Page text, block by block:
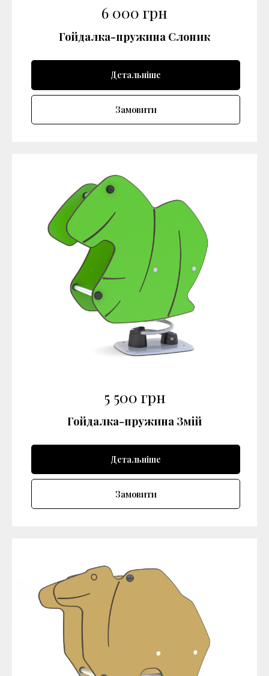
6 000 грн
Гойдалка-пружина Слоник
Детальніше
Замовити
5 500 грн
Гойдалка-пружина Змій
Детальніше
Замовити